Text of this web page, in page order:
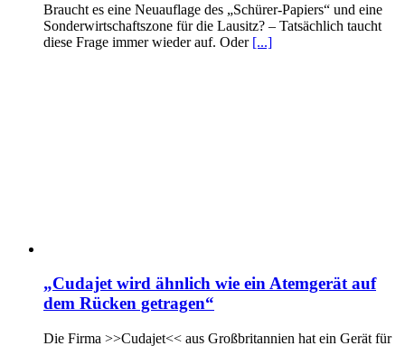
Braucht es eine Neuauflage des „Schürer-Papiers“ und eine
Sonderwirtschaftszone für die Lausitz? – Tatsächlich taucht
diese Frage immer wieder auf. Oder [...]
„Cudajet wird ähnlich wie ein Atemgerät auf
dem Rücken getragen“
Die Firma >>Cudajet<< aus Großbritannien hat ein Gerät für